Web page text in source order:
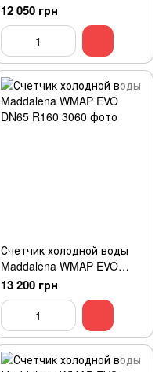
R100
12 050 грн
Счетчик холодной воды
Maddalena WMAP EVO
DN65 R160
13 200 грн